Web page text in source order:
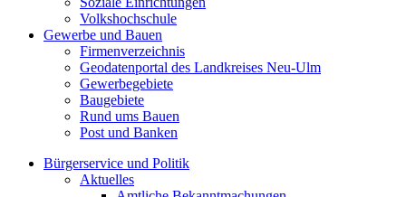
Volkshochschule
Gewerbe und Bauen
Firmenverzeichnis
Geodatenportal des Landkreises Neu-Ulm
Gewerbegebiete
Baugebiete
Rund ums Bauen
Post und Banken
Bürgerservice und Politik
Aktuelles